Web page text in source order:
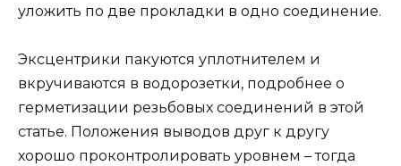
уложить по две прокладки в одно соединение.
Эксцентрики пакуются уплотнителем и
вкручиваются в водорозетки, подробнее о
герметизации резьбовых соединений в этой
статье. Положения выводов друг к другу
хорошо проконтролировать уровнем – тогда